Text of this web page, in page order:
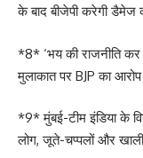
के बाद बीजेपी करेगी डैमेज
*8* ‘भय की राजनीति कर
मुलाकात पर BJP का आरोप
*9* मुंबई-टीम इंडिया के
लोग, जूते-चप्पलों और खाली